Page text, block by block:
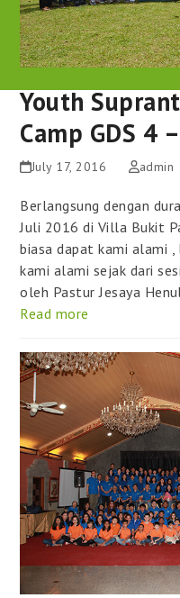
Youth
Camp GDS 4
July 17, 2016 admin
Berlangsung dengan
Juli 2016 di Villa Bukit
biasa dapat kami alami
kami alami sejak dari
oleh Pastur Jesaya
Read more